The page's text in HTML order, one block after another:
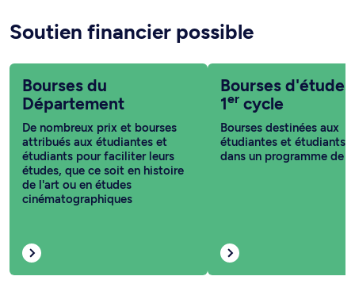
Soutien financier possible
Bourses du
Département
De nombreux prix et bourses
attribués aux étudiantes et
étudiants pour faciliter leurs
études, que ce soit en histoire
de l'art ou en études
cinématographiques
Bourses
1er cycle
Bourses destinées aux
étudiantes et étudiants
dans un programme de 1